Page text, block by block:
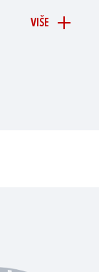
VIŠE